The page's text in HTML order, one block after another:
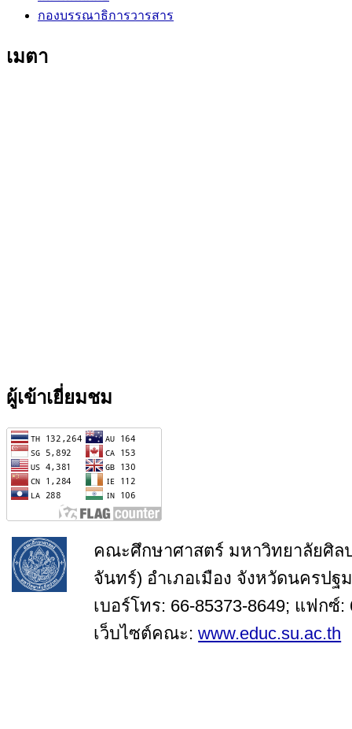
กองบรรณาธิการวารสาร
เมตา
ผู้เข้าเยี่ยมชม
คณะศึกษาศาสตร์ มหาวิทยาลัยศิล
จันทร์) อำเภอเมือง จังหวัดนครปฐ
เบอร์โทร: 66-85373-8649; แฟกซ์:
เว็บไซต์คณะ:www.educ.su.ac.th